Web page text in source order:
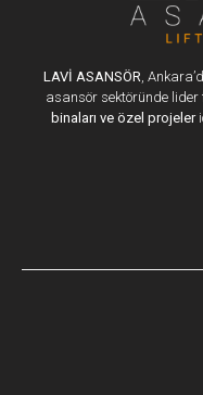
LAVİ ASANSÖR,
asansör sektöründe
binaları ve özel projeler